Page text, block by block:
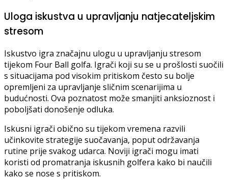
Uloga iskustva u upravljanju natjecateljskim
stresom
Iskustvo igra značajnu ulogu u upravljanju stresom
tijekom Four Ball golfa. Igrači koji su se u prošlosti suočili
s situacijama pod visokim pritiskom često su bolje
opremljeni za upravljanje sličnim scenarijima u
budućnosti. Ova poznatost može smanjiti anksioznost i
poboljšati donošenje odluka.
Iskusni igrači obično su tijekom vremena razvili
učinkovite strategije suočavanja, poput održavanja
rutine prije svakog udarca. Noviji igrači mogu imati
koristi od promatranja iskusnih golfera kako bi naučili
kako se nose s pritiskom.